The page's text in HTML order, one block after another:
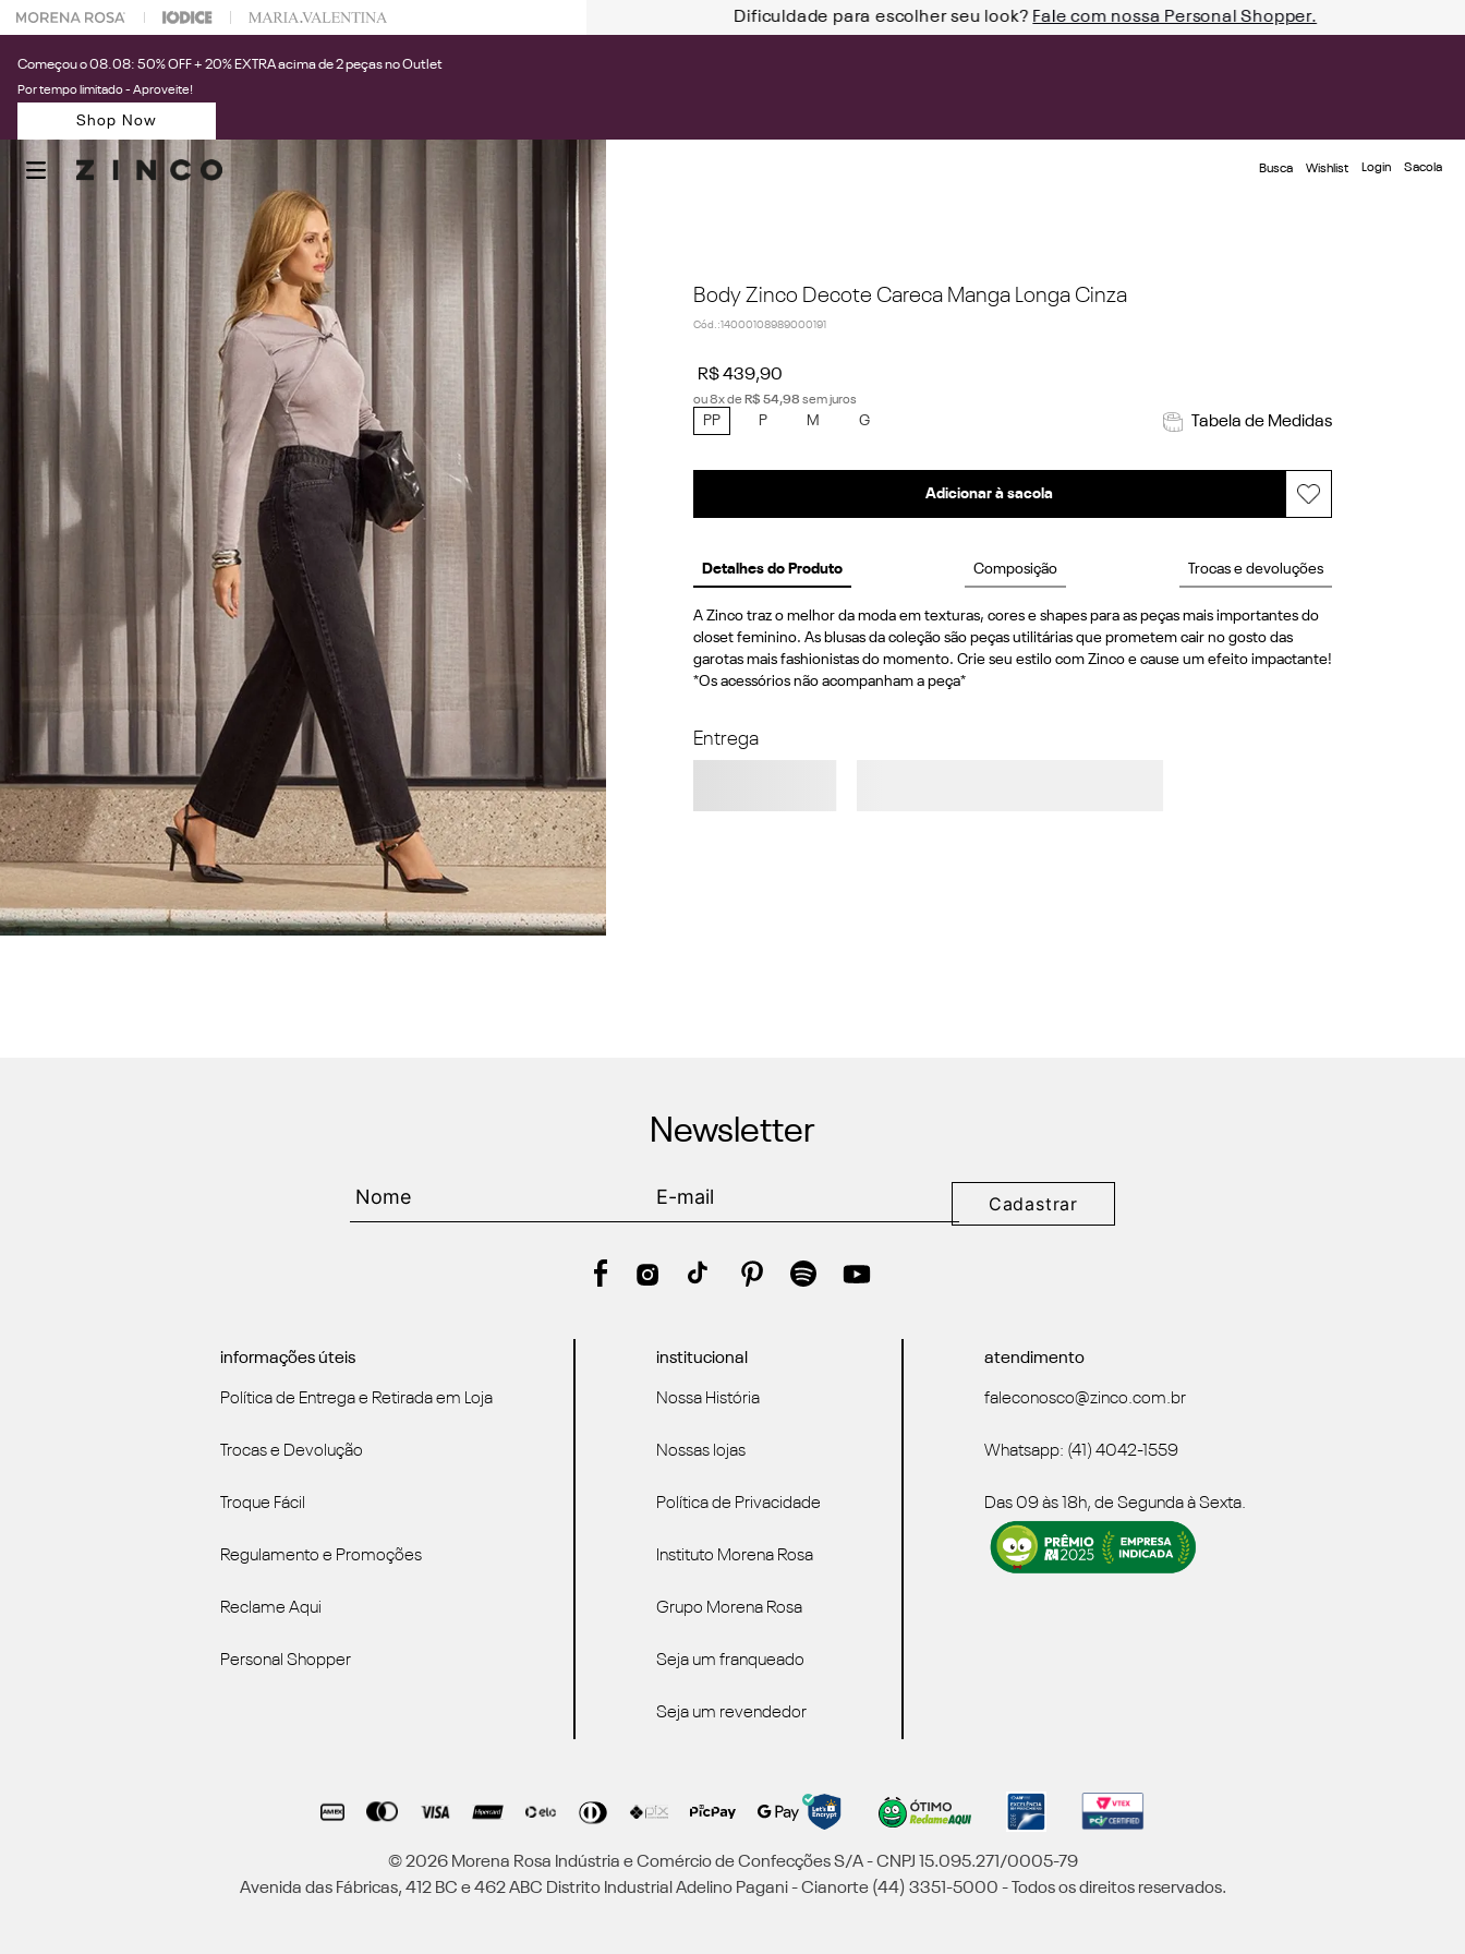
na sua 1° compra usando o cupom: PRIMEIRAZIN Dificuldade para escolher seu look? Fale com nossa Personal Shopper.
Começou o 08.08: 50% OFF + 20% EXTRA acima de 2 peças no Outlet
Por tempo limitado - Aproveite!
Shop Now
Busca Wishlist Login
Body Zinco Decote Careca Manga Longa Cinza
Cód. :14000108989000191
R$439,90
ou8x de R$ 54,98 sem juros
PP P M G Tabela de Medidas
Adicionar à sacola
Detalhes do Produto Composição Trocas e devoluções
A Zinco traz o melhor da moda em texturas, cores e shapes para as peças mais importantes do
closet feminino. As blusas da coleção são peças utilitárias que prometem cair no gosto das
garotas mais fashionistas do momento. Crie seu estilo com Zinco e cause um efeito impactante!
*Os acessórios não acompanham a peça*
Entrega
Newsletter
Cadastrar
informações úteis
Política de Entrega e Retirada em Loja
Trocas e Devolução
Troque Fácil
Regulamento e Promoções
Reclame Aqui
Personal Shopper
institucional
Nossa História
Nossas lojas
Política de Privacidade
Instituto Morena Rosa
Grupo Morena Rosa
Seja um franqueado
Seja um revendedor
atendimento
faleconosco@zinco.com.br
Whatsapp: (41) 4042-1559
Das 09 às 18h, de Segunda à Sexta.
© 2026 Morena Rosa Indústria e Comércio de Confecções S/A - CNPJ 15.095.271/0005-79
Avenida das Fábricas, 412 BC e 462 ABC Distrito Industrial Adelino Pagani - Cianorte (44) 3351-5000 - Todos os direitos reservados.